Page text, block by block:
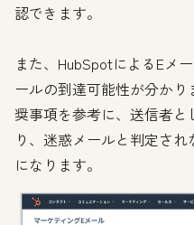
認できます。
また、HubSpotによるEメ
ールの到達可能性が分か
奨事項を参考に、送信者
り、迷惑メールと判定さ
になります。